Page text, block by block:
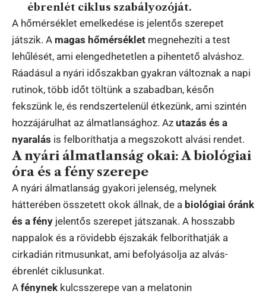
ébrenlét ciklus szabályozóját.
A hőmérséklet emelkedése is jelentős szerepet
játszik. A magas hőmérséklet megnehezíti a test
lehűlését, ami elengedhetetlen a pihentető alváshoz.
Ráadásul a nyári időszakban gyakran változnak a napi
rutinok, több időt töltünk a szabadban, későn
fekszünk le, és rendszertelenül étkezünk, ami szintén
hozzájárulhat az álmatlansághoz. Az utazás és a
nyaralás is felboríthatja a megszokott alvási rendet.
A nyári álmatlanság okai: A biológiai
óra és a fény szerepe
A nyári álmatlanság gyakori jelenség, melynek
hátterében összetett okok állnak, de a biológiai óránk
és a fény jelentős szerepet játszanak. A hosszabb
nappalok és a rövidebb éjszakák felboríthatják a
cirkadián ritmusunkat, ami befolyásolja az alvás-
ébrenlét ciklusunkat.
A fénynek kulcsszerepe van a melatonin